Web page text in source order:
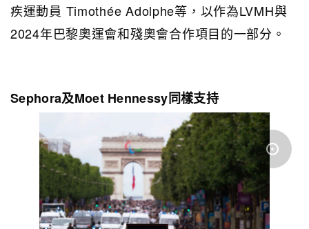
疾運動員 Timothée Adolphe等，以作為LVMH與
2024年巴黎奧運會和殘奧會合作項目的一部分。
Sephora及Moet Hennessy同樣支持